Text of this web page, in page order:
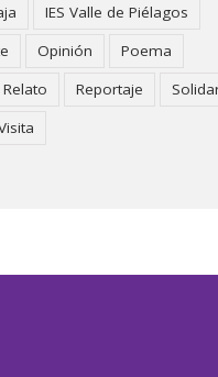
IES Valle de Piélagos
Opinión
Poema
Relato Reportaje